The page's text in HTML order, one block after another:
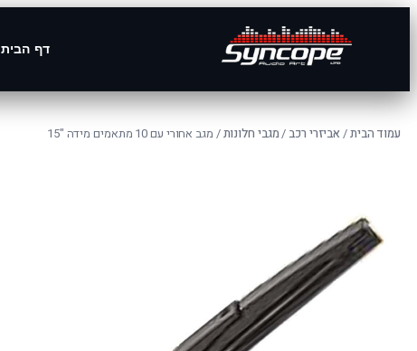
דף הבית
עמוד הבית/אביזרי רכב/מגבי חלונות/ מגב אחורי עם 10 מתאמים מידה "15